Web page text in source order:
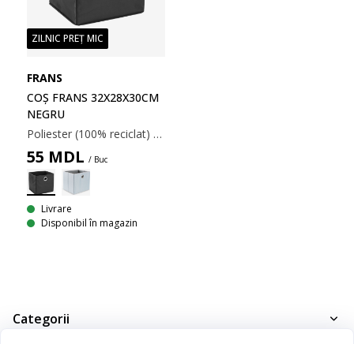
ZILNIC PREȚ MIC
FRANS
COȘ FRANS 32X28X30CM
NEGRU
Poliester (100% reciclat) și polipropilenă. 32x28x30 cm
55 MDL / Buc
Livrare
Disponibil în magazin
Categorii